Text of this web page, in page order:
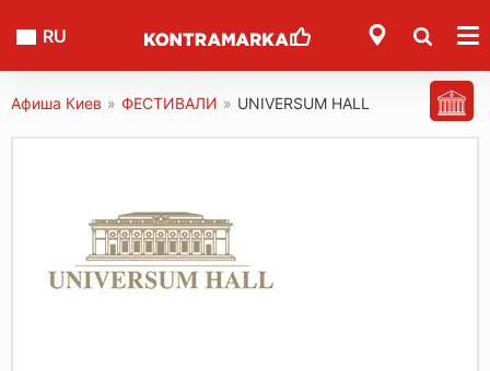
RU
Афиша Киев » ФЕСТИВАЛИ » UNIVERSUM HALL